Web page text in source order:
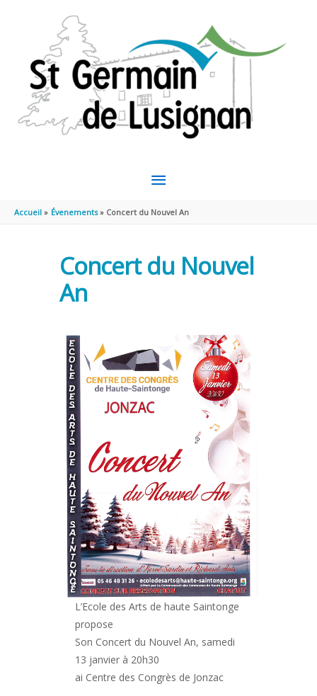
MENU
PRINCIPAL
Accueil Évenements Concert du Nouvel An
Concert du Nouvel
An
L’Ecole des Arts de haute Saintonge
propose
Son Concert du Nouvel An, samedi
13 janvier à 20h30
ai Centre des Congrès de Jonzac